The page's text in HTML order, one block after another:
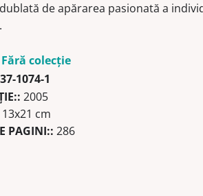
de apărarea pasionată a
Fără colecție
1074-1
2005
13x21 cm
PAGINI:: 286